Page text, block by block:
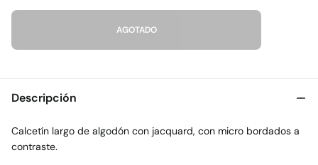
AGOTADO
Descripción
Calcetín largo de algodón con jacquard, con micro bordados a
contraste.